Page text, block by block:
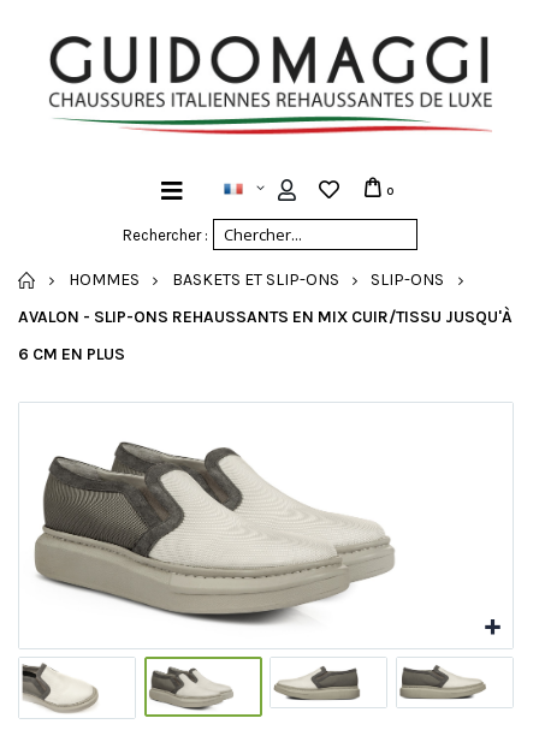
Rechercher :
0
ACCUEIL
HOMMES BASKETS ET SLIP-ONS
SLIP-ONS
AVALON - SLIP-ONS REHAUSSANTS EN MIX CUIR/TISSU JUSQU'À
6 CM EN PLUS